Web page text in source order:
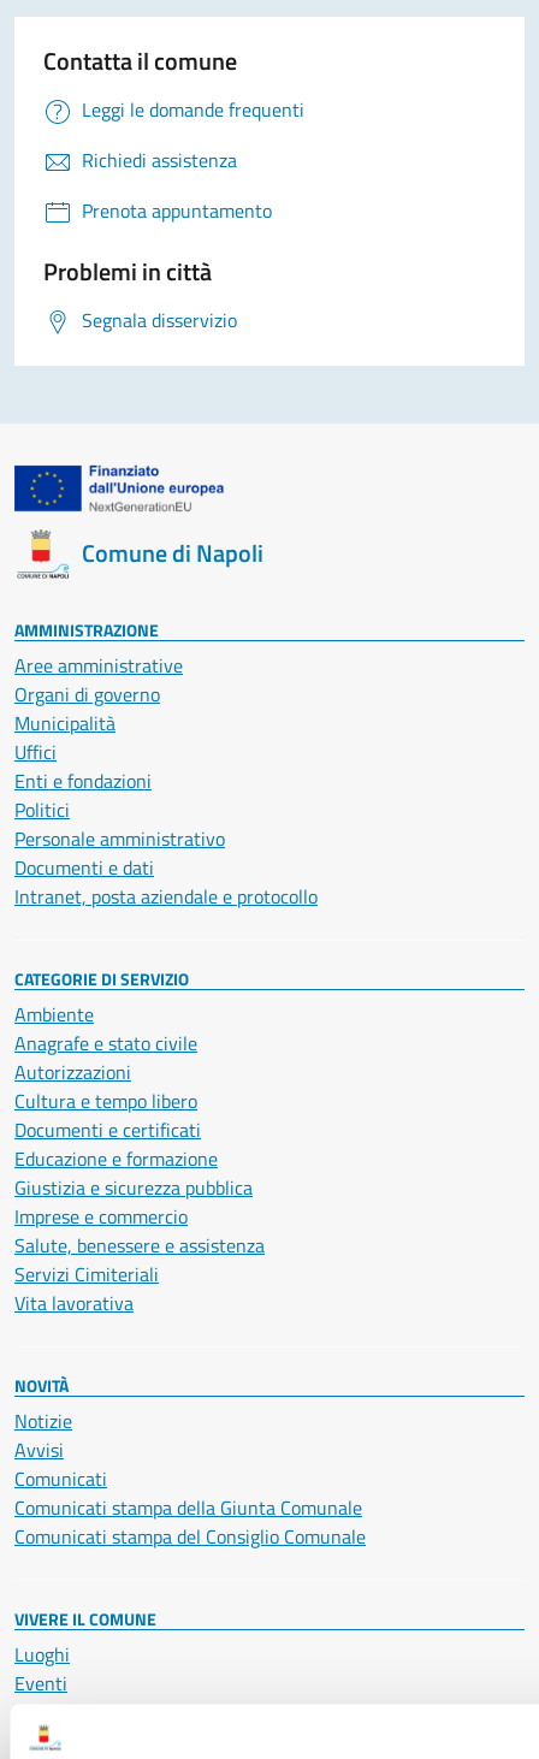
Contatta il comune
Leggi le domande frequenti
Richiedi assistenza
Prenota appuntamento
Problemi in città
Segnala disservizio
Comune di Napoli
AMMINISTRAZIONE
Aree amministrative
Organi di governo
Municipalità
Uffici
Enti e fondazioni
Politici
Personale amministrativo
Documenti e dati
Intranet, posta aziendale e protocollo
CATEGORIE DI SERVIZIO
Ambiente
Anagrafe e stato civile
Autorizzazioni
Cultura e tempo libero
Documenti e certificati
Educazione e formazione
Giustizia e sicurezza pubblica
Imprese e commercio
Salute, benessere e assistenza
Servizi Cimiteriali
Vita lavorativa
NOVITÀ
Notizie
Avvisi
Comunicati
Comunicati stampa della Giunta Comunale
Comunicati stampa del Consiglio Comunale
VIVERE IL COMUNE
Luoghi
Eventi